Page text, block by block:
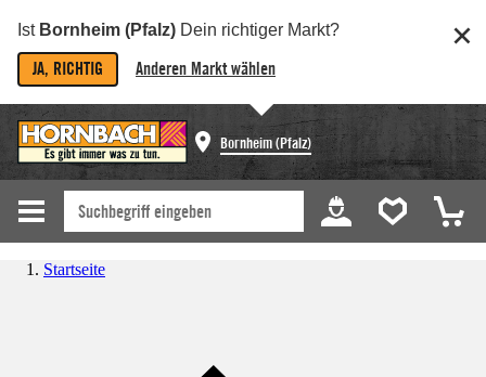
Ist Bornheim (Pfalz) Dein richtiger Markt?
JA, RICHTIG Anderen Markt wählen
Bornheim (Pfalz)
Startseite